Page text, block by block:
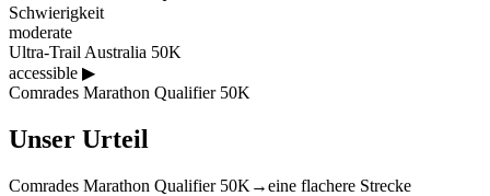
Schwierigkeit
moderate
Ultra-Trail Australia 50K
accessible ▶
Comrades Marathon Qualifier 50K
Unser Urteil
Comrades Marathon Qualifier 50K →eine flachere Strecke